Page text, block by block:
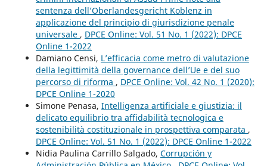
sentenza dell’Oberlandesgericht Koblenz in
applicazione del principio di giurisdizione penale
universale , DPCE Online: Vol. 51 No. 1 (2022): DPCE
Online 1-2022
Damiano Censi, L’efficacia come metro di valutazione
della legittimità della governance dell’Ue e del suo
percorso di riforma , DPCE Online: Vol. 42 No. 1 (2020):
DPCE Online 1-2020
Simone Penasa, Intelligenza artificiale e giustizia: il
delicato equilibrio tra affidabilità tecnologica e
sostenibilità costituzionale in prospettiva comparata ,
DPCE Online: Vol. 51 No. 1 (2022): DPCE Online 1-2022
Nidia Paulina Carrillo Salgado, Corrupción y